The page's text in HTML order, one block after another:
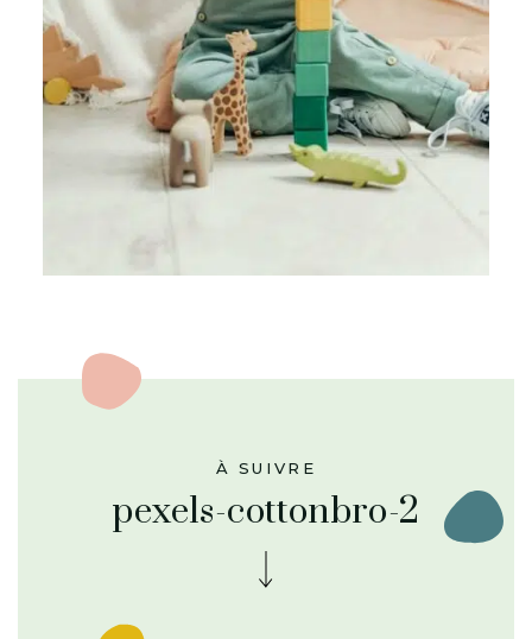
À SUIVRE
pexels-cottonbro-2